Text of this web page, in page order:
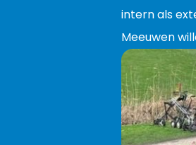
intern als
Meeuwen